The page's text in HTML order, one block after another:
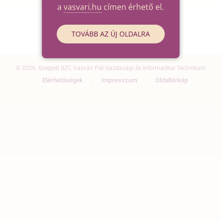
© 2026. Szegedi SZC Vasvári Pál Gazdasági és Informatikai Technikum
Elérhetőségek Impresszum Oldaltérkép
a vasvari.hu címen érhető el.
TOVÁBB AZ ÚJ OLDALRA